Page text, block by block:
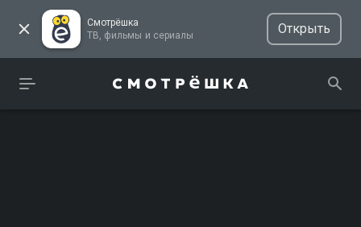
Смотрёшка
ТВ, фильмы и сериалы
Открыть